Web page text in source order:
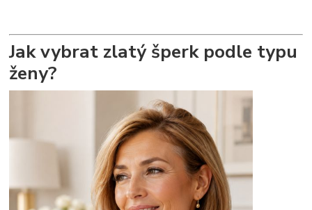
Jak vybrat zlatý šperk podle typu
ženy?